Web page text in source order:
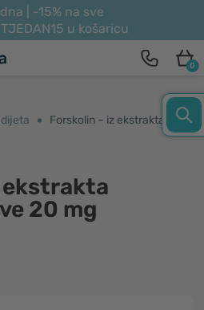
| -15% na sve
TJEDAN15 u košaricu
0
Forskolin – iz ekstrakta indijske koprive 20 mg
ekstrakta
20 mg